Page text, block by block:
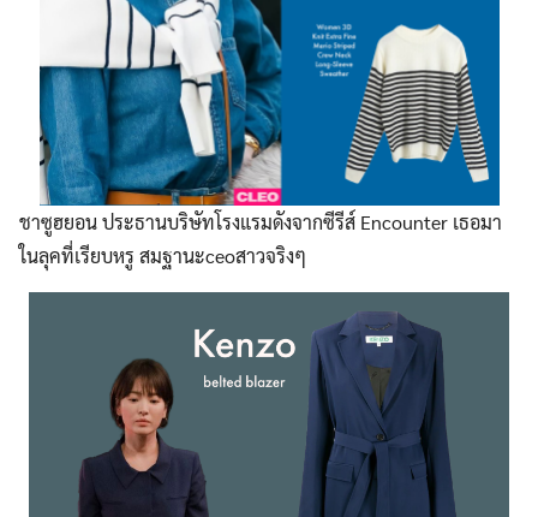
ชาซูฮยอน ประธานบริษัทโรงแรมดังจากซีรีส์ Encounter เธอมา
ในลุคที่เรียบหรู สมฐานะceoสาวจริงๆ